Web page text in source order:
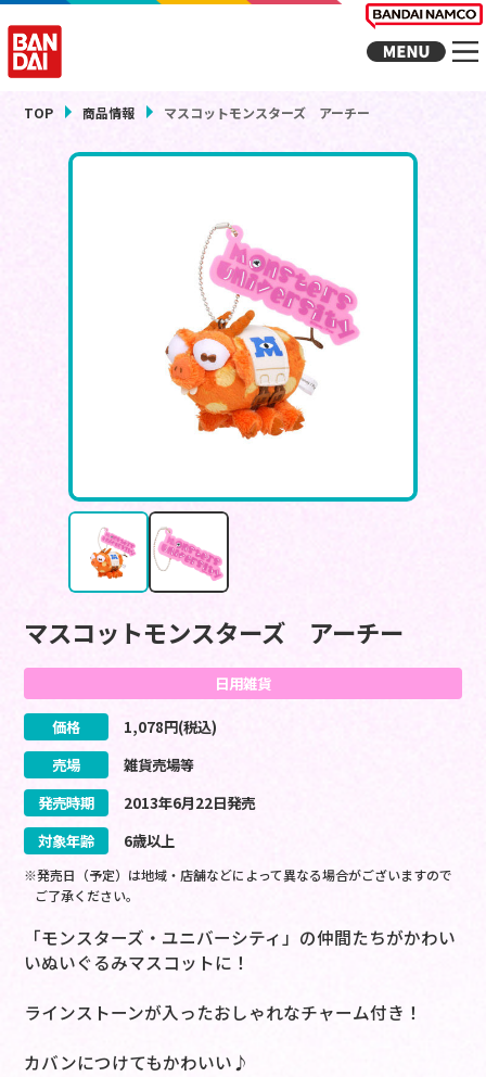
TOP 商品情報 マスコットモンスターズ アーチー
マスコットモンスターズ アーチー
日用雑貨
価格 1,078円(税込)
売場
雑貨売場等
発売時期
2013年6月22日発売
対象年齢
6歳以上
※発売日（予定）は地域・店舗などによって異なる場合がございますので
ご了承ください。
「モンスターズ・ユニバーシティ」の仲間たちがかわい
いぬいぐるみマスコットに！
ラインストーンが入ったおしゃれなチャーム付き！
カバンにつけてもかわいい♪